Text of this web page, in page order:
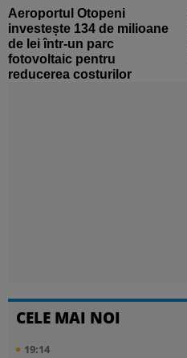
Aeroportul Otopeni
investește 134 de milioane
de lei într-un parc
fotovoltaic pentru
reducerea costurilor
CELE MAI NOI
19:14